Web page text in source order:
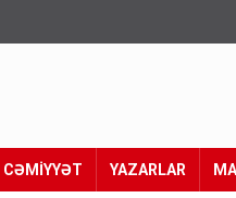
CƏMİYYƏT YAZARLAR